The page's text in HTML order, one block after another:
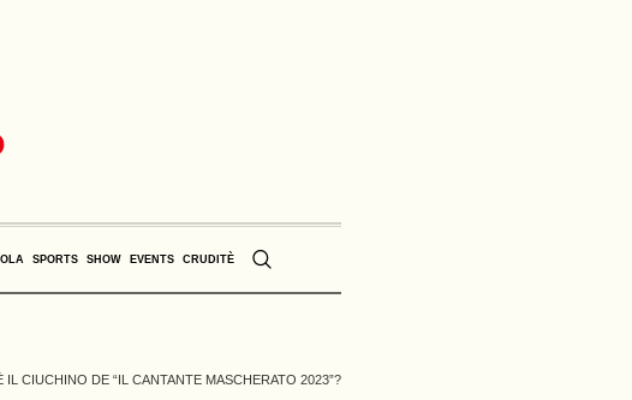
SPORTS SHOW EVENTS CRUDITÈ
IL CIUCHINO DE “IL CANTANTE MASCHERATO 2023”?